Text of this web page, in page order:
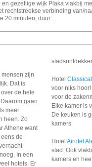
gezellige wijk Plaka vlakbij
rechtstreekse verbinding van/
20 minuten, duur...
mensen zijn
Dat is
de hele
gaan
meer
heen. Zo
Athene want
de
In een
hotels. Er
Hotel
voor niks
voor de
Elke kamer is
De keuken is
kamers.
HotelAirotel
stad. Ook
kamers en